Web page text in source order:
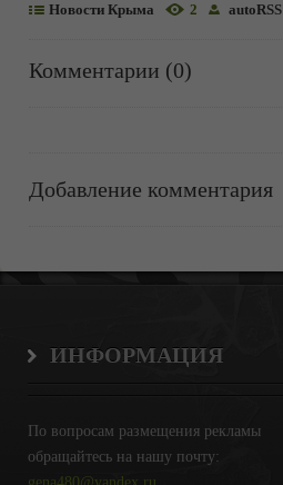
Новости Крыма 2 autoRSS
Комментарии (0)
Добавление комментария
ИНФОРМАЦИЯ
По вопросам размещения рекламы
обращайтесь на нашу почту: